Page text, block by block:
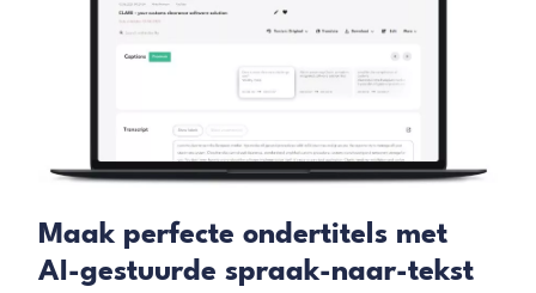
Maak perfecte ondertitels met
AI-gestuurde spraak-naar-tekst